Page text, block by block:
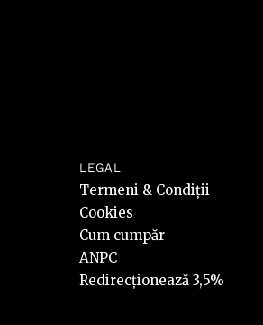
LEGAL
Termeni & Condiții
Cookies
Cum cumpăr
ANPC
Redirecționează 3,5%